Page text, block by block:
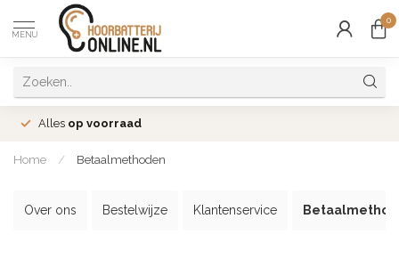
MENU
0
Alles op voorraad
Home / Betaalmethoden
Over ons Bestelwijze Klantenservice